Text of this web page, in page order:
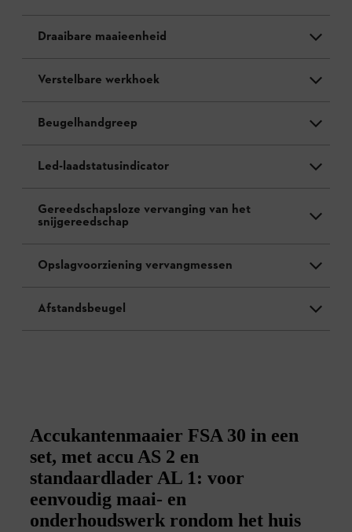
Draaibare maaieenheid
Verstelbare werkhoek
Beugelhandgreep
Led-laadstatusindicator
Gereedschapsloze vervanging van het
snijgereedschap
Opslagvoorziening vervangmessen
Afstandsbeugel
Accukantenmaaier FSA 30 in een
set, met accu AS 2 en
standaardlader AL 1: voor
eenvoudig maai- en
onderhoudswerk rondom het huis